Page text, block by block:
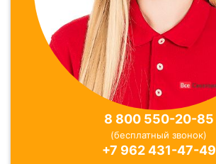
8 800 550-20-85
(бесплатный звонок)
+7 962 431-47-49